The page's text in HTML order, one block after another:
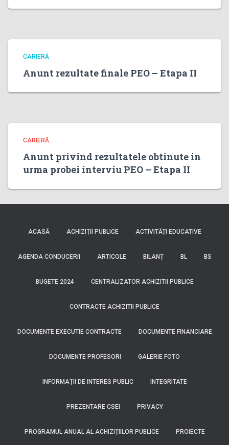
CARIERĂ
Anunt rezultate finale PEO – Etapa II
CARIERĂ
Anunt privind rezultatele obtinute in
urma probei interviu PEO – Etapa II
ACASĂ ACHIZIȚII PUBLICE ACTIVITĂȚI EDUCATIVE
AGENDA CONDUCERII ARTICOLE BILANȚ BL BS
BUGETE 2024 CENTRALIZATOR ACHIZITII PUBLICE
CONTRACTE ACHIZITII PUBLICE
DOCUMENTE EXECUTIE CONTRACTE DOCUMENTE FINANCIARE
DOCUMENTE PROFESORI GALERIE FOTO
INFORMAȚII DE INTERES PUBLIC INTEGRITATE
PREZENTARE CSEI PRIVACY
PROGRAMUL ANUAL AL ACHIZIȚIILOR PUBLICE PROIECTE